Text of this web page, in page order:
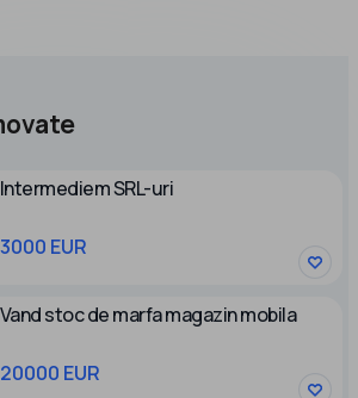
Intermediem SRL-uri
3000 EUR
Vand stoc de marfa magazin mobila
20000 EUR